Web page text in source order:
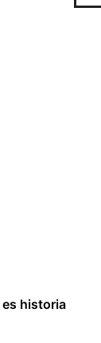
es historia